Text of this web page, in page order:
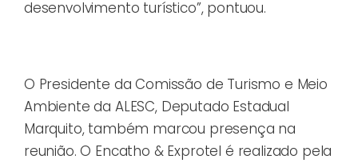
desenvolvimento turístico”, pontuou.
O Presidente da Comissão de Turismo e Meio
Ambiente da ALESC, Deputado Estadual
Marquito, também marcou presença na
reunião. O Encatho & Exprotel é realizado pela